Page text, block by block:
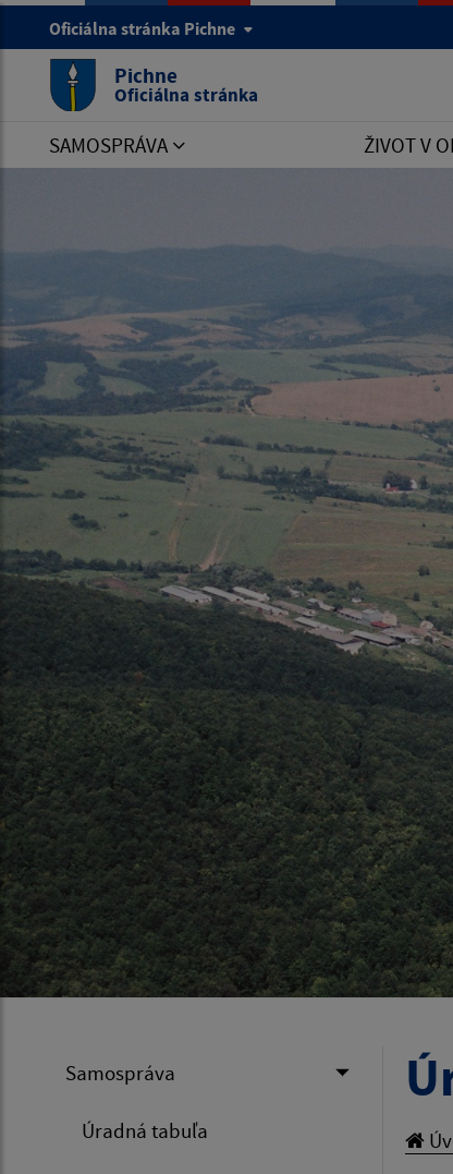
Oficiálna stránka Pichne
Pichne
Oficiálna stránka
SAMOSPRÁVA ŽIVOT V
Samospráva
Úradná tabuľa